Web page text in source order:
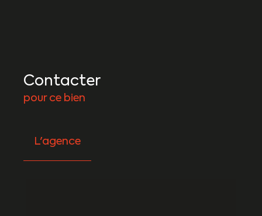
Contacter
pour ce bien
L'agence